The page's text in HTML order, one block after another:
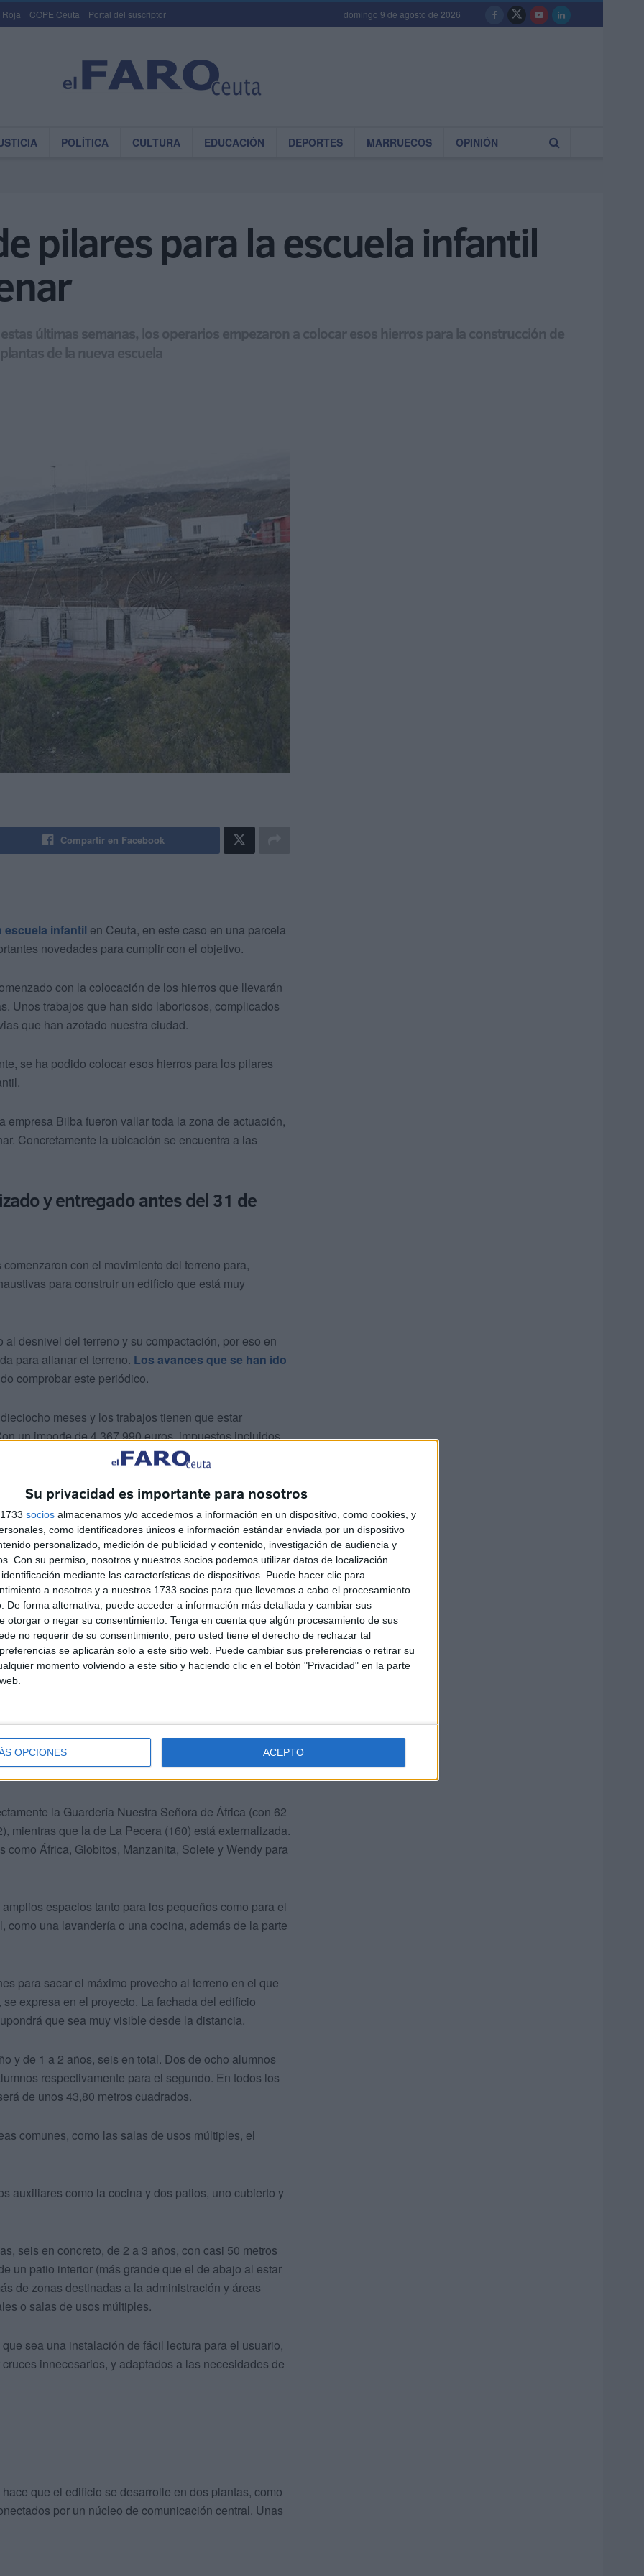
Su privacidad es importante para nosotros
socios almacenamos y/o accedemos a información en un dispositivo, como cookies, y
como identificadores únicos e información estándar enviada por un dispositivo
personalizado, medición de publicidad y contenido, investigación de audiencia y
Con su permiso, nosotros y nuestros socios podemos utilizar datos de localización
mediante las características de dispositivos. Puede hacer clic para
a nosotros y a nuestros 1733 socios para que llevemos a cabo el procesamiento
De forma alternativa, puede acceder a información más detallada y cambiar sus
otorgar o negar su consentimiento. Tenga en cuenta que algún procesamiento de sus
no requerir de su consentimiento, pero usted tiene el derecho de rechazar tal
se aplicarán solo a este sitio web. Puede cambiar sus preferencias o retirar su
momento volviendo a este sitio y haciendo clic en el botón "Privacidad" en la parte
OPCIONES ACEPTO
Roja COPE Ceuta Portal del suscriptor domingo 9 de agosto de 2026
POLÍTICA CULTURA EDUCACIÓN DEPORTES MARRUECOS OPINIÓN
pilares para la escuela infantil
últimas semanas, los operarios empezaron a colocar esos hierros para la construcción de
de la nueva escuela
Compartir en Facebook
escuela infantil en Ceuta, en este caso en una parcela
novedades para cumplir con el objetivo.
con la colocación de los hierros que llevarán
Unos trabajos que han sido laboriosos, complicados
que han azotado nuestra ciudad.
se ha podido colocar esos hierros para los pilares
Bilba fueron vallar toda la zona de actuación,
Concretamente la ubicación se encuentra a las
y entregado antes del 31 de
con el movimiento del terreno para,
para construir un edificio que está muy
desnivel del terreno y su compactación, por eso en
para allanar el terreno. Los avances que se han ido
comprobar este periódico.
meses y los trabajos tienen que estar
un importe de 4.367.990 euros, impuestos incluidos,
con el Plan de Recuperación, Transformación y
primer ciclo para niños de entre 0 y 3 años, con un
4 aulas para niños de entre 1 y 2 años y 6 aulas
de superficie construida
y Juventud construirá justo en la zona al lado
con 191 plazas de 0 a 3 años divididas en doce
la Guardería Nuestra Señora de África (con 62
mientras que la de La Pecera (160) está externalizada.
África, Globitos, Manzanita, Solete y Wendy para
espacios tanto para los pequeños como para el
una lavandería o una cocina, además de la parte
para sacar el máximo provecho al terreno en el que
expresa en el proyecto. La fachada del edificio
que sea muy visible desde la distancia.
y de 1 a 2 años, seis en total. Dos de ocho alumnos
respectivamente para el segundo. En todos los
de unos 43,80 metros cuadrados.
comunes, como las salas de usos múltiples, el
auxiliares como la cocina y dos patios, uno cubierto y
seis en concreto, de 2 a 3 años, con casi 50 metros
un patio interior (más grande que el de abajo al estar
de zonas destinadas a la administración y áreas
o salas de usos múltiples.
sea una instalación de fácil lectura para el usuario,
innecesarios, y adaptados a las necesidades de
que el edificio se desarrolle en dos plantas, como
por un núcleo de comunicación central. Unas